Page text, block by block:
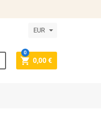
EUR
 0,00 €
0